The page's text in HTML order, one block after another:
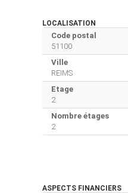
LOCALISATION
Code postal
51100
Ville
REIMS
Etage
2
Nombre étages
2
ASPECTS FINANCIERS